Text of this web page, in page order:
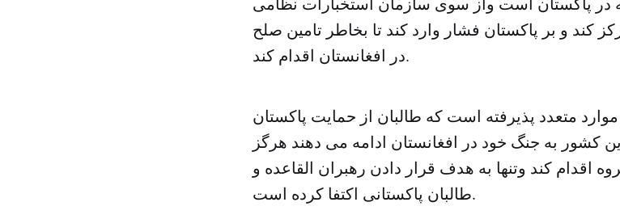
کند و بر پاکستان فشار وارد کند تا بخاطر تامین صلح
در افغانستان اقدام کند.
متعدد پذیرفته است که طالبان از حمایت پاکستان
کشور به جنگ خود در افغانستان ادامه می دهند هرگز
اقدام کند وتنها به هدف قرار دادن رهبران القاعده و
طالبان پاکستانی اکتفا کرده است.